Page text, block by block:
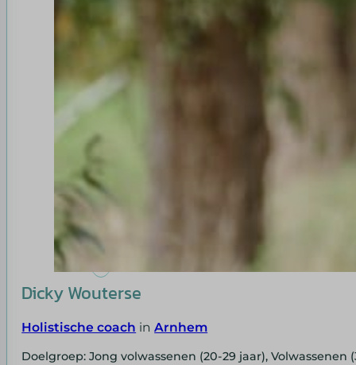
Dicky Wouterse
Holistische coach inArnhem
Doelgroep: Jong volwassenen (20-29 jaar), Volwassenen